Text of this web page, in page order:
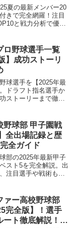
夏の最新メンバー20
きで完全網羅！注目
と戦力分析で優勝
ロ野球選手一覧
】成功ストーリ
球選手を【2025年最
ドラフト指名選手か
ストーリーまで徹底
野球部 甲子園戦
全出場記録と歴
全ガイド
部の2025年最新甲子
スト5を完全解説。出
注目選手や戦術も詳
ァー高校野球部
完全版】！選手
ート徹底解説！注